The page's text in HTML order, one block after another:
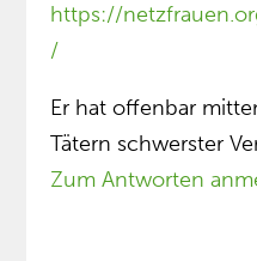
https://
/
Er hat offenbar
Tätern schwerster
Zum Antworten